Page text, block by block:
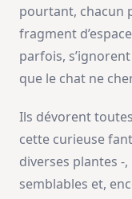
pourtant, chacun
fragment
parfois,
que le chat ne
Ils dévorent
cette curieuse
diverses plantes -
semblables et,